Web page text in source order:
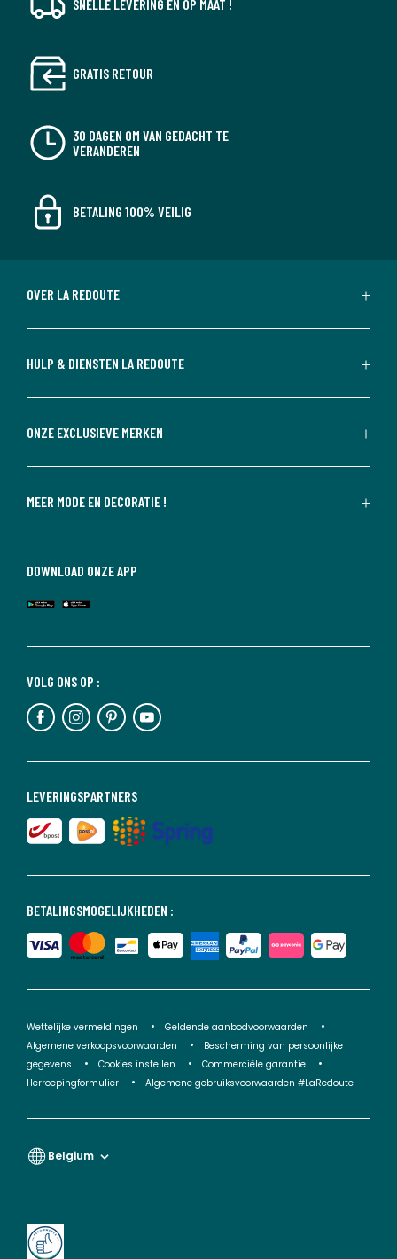
SNELLE LEVERING EN OP MAAT !
GRATIS RETOUR
30 DAGEN OM VAN GEDACHT TE
VERANDEREN
BETALING 100% VEILIG
OVER LA REDOUTE
HULP & DIENSTEN LA REDOUTE
ONZE EXCLUSIEVE MERKEN
MEER MODE EN DECORATIE !
BETALINGSMOGELIJKHEDEN :
LEVERINGSPARTNERS
VOLG ONS OP :
DOWNLOAD ONZE APP
Wettelijke vermeldingen
Geldende aanbodvoorwaarden
Algemene verkoopsvoorwaarden
Bescherming van persoonlijke
gegevens
Cookies instellen
Commerciële garantie
Herroepingformulier
Algemene gebruiksvoorwaarden #LaRedoute
Belgium